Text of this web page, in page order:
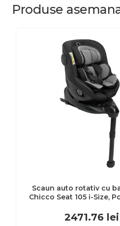
Produse
Scaun auto rotativ cu
Chicco Seat 105 i-Size,
ani CHC8711433-8
2471.76 lei